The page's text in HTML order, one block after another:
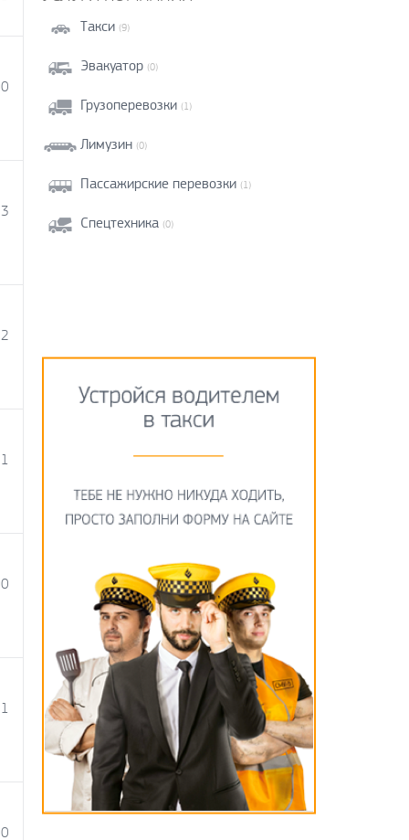
Такси (9)
Эвакуатор (0)
Грузоперевозки (1)
Лимузин (0)
Пассажирские перевозки (1)
Спецтехника (0)